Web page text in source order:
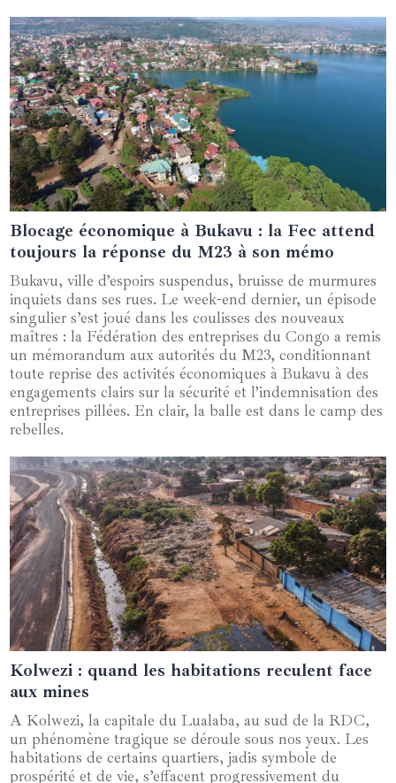
06 mars 2025
Blocage économique à Bukavu : la Fec attend
toujours la réponse du M23 à son mémo
Bukavu, ville d’espoirs suspendus, bruisse de murmures
inquiets dans ses rues. Le week-end dernier, un épisode
singulier s’est joué dans les coulisses des nouveaux
maîtres : la Fédération des entreprises du Congo a remis
un mémorandum aux autorités du M23, conditionnant
toute reprise des activités économiques à Bukavu à des
engagements clairs sur la sécurité et l’indemnisation des
entreprises pillées. En clair, la balle est dans le camp des
rebelles.
19 septembre 2024
Kolwezi : quand les habitations reculent face
aux mines
A Kolwezi, la capitale du Lualaba, au sud de la RDC,
un phénomène tragique se déroule sous nos yeux. Les
habitations de certains quartiers, jadis symbole de
prospérité et de vie, s’effacent progressivement du